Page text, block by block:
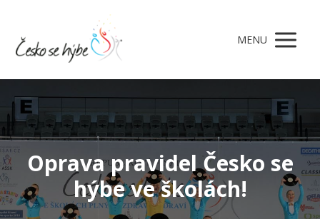
MENU
Oprava pravidel Česko se
hýbe ve školách!